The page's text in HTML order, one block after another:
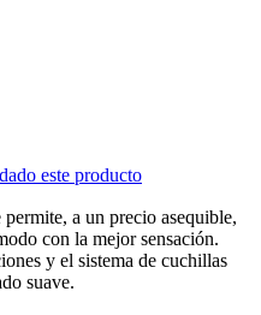
este producto
a un precio asequible,
con la mejor sensación.
y el sistema de cuchillas
suave.